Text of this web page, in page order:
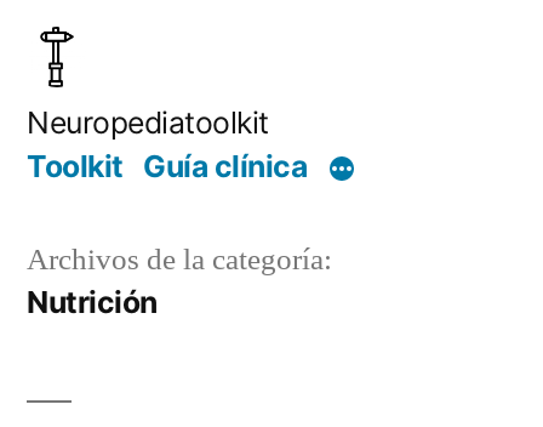
Saltar
contenido
Neuropediatoolkit
Toolkit Guía clínica
Archivos de la categoría:
Nutrición